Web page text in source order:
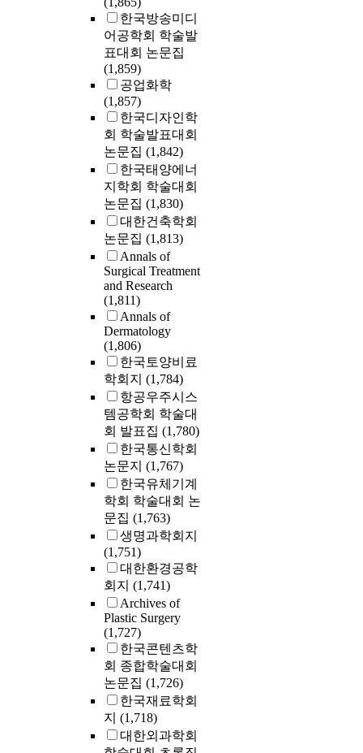
한국방송미디
어공학회 학술발
표대회 논문집
(1,859)
공업화학
(1,857)
한국디자인학
회 학술발표대회
논문집 (1,842)
한국태양에너
지학회 학술대회
논문집 (1,830)
대한건축학회
논문집 (1,813)
Annals of
Surgical Treatment
and Research
(1,811)
Annals of
Dermatology
(1,806)
한국토양비료
학회지 (1,784)
항공우주시스
템공학회 학술대
회 발표집 (1,780)
한국통신학회
논문지 (1,767)
한국유체기계
학회 학술대회 논
문집 (1,763)
생명과학회지
(1,751)
대한환경공학
회지 (1,741)
Archives of
Plastic Surgery
(1,727)
한국콘텐츠학
회 종합학술대회
논문집 (1,726)
한국재료학회
지 (1,718)
대한외과학회